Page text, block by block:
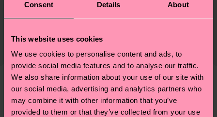
Consent Details About
This website uses cookies
We use cookies to personalise content and ads, to
provide social media features and to analyse our traffic.
We also share information about your use of our site with
our social media, advertising and analytics partners who
may combine it with other information that you’ve
provided to them or that they’ve collected from your use
Lieferkette, die Reduzierung von Emissionen, die
richtige Pflege von Socken und VIELES MEHR!
Weitere Informationen sowie Tipps und Tricks
findest du auf unsererNachhaltigkeitsseite.
Die Lieferzeit hängt vom Zielland der Bestellung
. Die Lieferzeit beginnt sobald
deine Bestellung versandt wurde. Bitte bedenke,
dass es sich hierbei um einen Richtwert handelt
und die genaue Lieferzeit von der lokalen Post in
deinem Land abhängt.
Ähnliche muster